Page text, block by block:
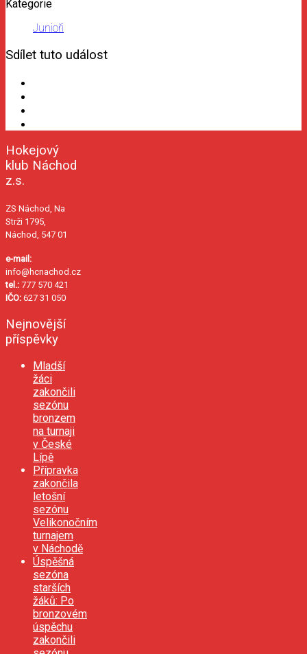
Kategorie
Junioři
Sdílet tuto událost
Hokejový
klub Náchod
z.s.
ZS Náchod, Na
Strži 1795,
Náchod, 547 01
e-mail:
info@hcnachod.cz
tel.: 777 570 421
IČO: 627 31 050
Nejnovější
příspěvky
Mladší
žáci
zakončili
sezónu
bronzem
na turnaji
v České
Lípě
Přípravka
zakončila
letošní
sezónu
Velikonočním
turnajem
v Náchodě
Úspěšná
sezóna
starších
žáků: Po
bronzovém
úspěchu
zakončili